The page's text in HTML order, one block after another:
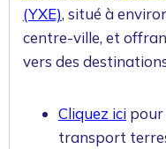
(YXE), situé à
centre-ville, et
vers des
Cliquez ici pour
transport